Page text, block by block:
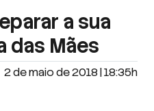
a sua
das Mães
2 de maio de 2018 | 18:35h